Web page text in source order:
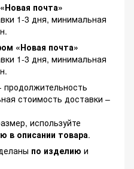
почта»
1-3 дня, минимальная
«Новая почта»
1-3 дня, минимальная
продолжительность
стоимость доставки –
используйте
в описании товара.
по изделию и